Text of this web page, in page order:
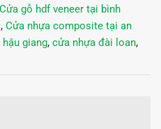
Cửa gỗ hdf veneer tại bình
, Cửa nhựa composite tại an
giang, cửa nhựa đài loan,